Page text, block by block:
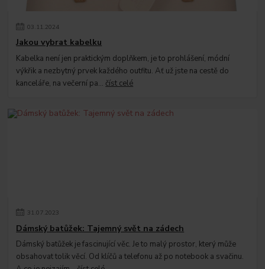
03. 11.2024
Jakou vybrat kabelku
Kabelka není jen praktickým doplňkem, je to prohlášení, módní
výkřik a nezbytný prvek každého outfitu. Ať už jste na cestě do
kanceláře, na večerní pa... číst celé
31.07.2023
Dámský batůžek: Tajemný svět na zádech
Dámský batůžek je fascinující věc. Je to malý prostor, který může
obsahovat tolik věcí. Od klíčů a telefonu až po notebook a svačinu.